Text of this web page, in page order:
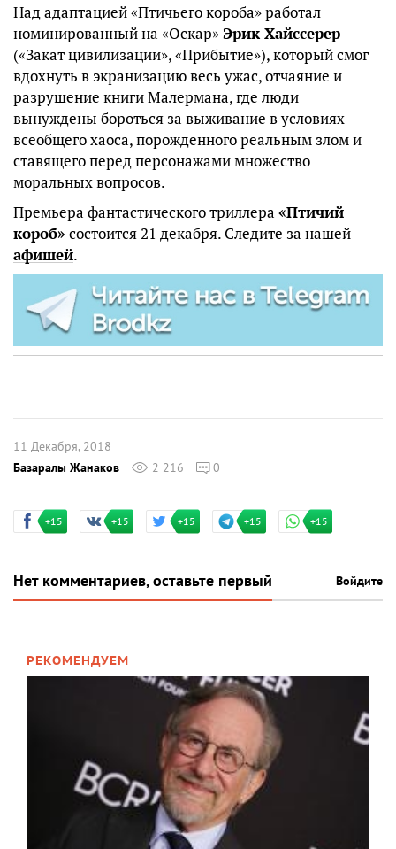
Над адаптацией «Птичьего короба» работал
номинированный на «Оскар»Эрик Хайссерер
(«Закат цивилизации», «Прибытие»), который смог
вдохнуть в экранизацию весь ужас, отчаяние и
разрушение книги Малермана, где люди
вынуждены бороться за выживание в условиях
всеобщего хаоса, порожденного реальным злом и
ставящего перед персонажами множество
моральных вопросов.
Премьера фантастического триллера «Птичий
короб» состоится 21 декабря. Следите за нашей
афишей.
11 Декабря, 2018
Базаралы Жанаков
2 216 0
+15 +15 +15 +15 +15
Нет комментариев, оставьте первый Войдите
РЕКОМЕНДУЕМ